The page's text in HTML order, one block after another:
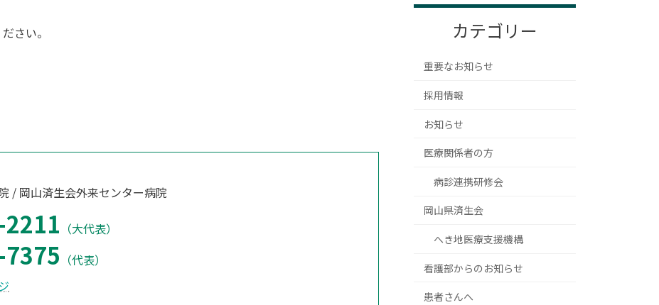
さい。
/ 岡山済生会外来センター病院
（大代表）
（代表）
カテゴリー
重要なお知らせ
採用情報
お知らせ
医療関係者の方
病診連携研修会
岡山県済生会
へき地医療支援機構
看護部からのお知らせ
患者さんへ